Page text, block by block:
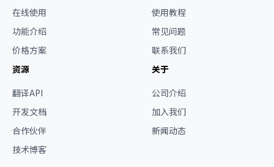
在线使用
功能介绍
价格方案
使用教程
常见问题
联系我们
资源
翻译API
开发文档
合作伙伴
技术博客
关于
公司介绍
加入我们
新闻动态